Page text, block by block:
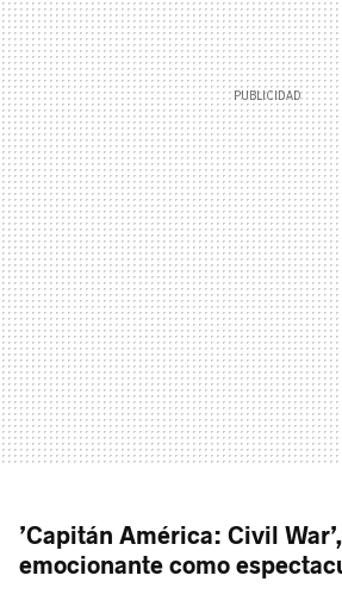
’Capitán América: Civil
emocionante como